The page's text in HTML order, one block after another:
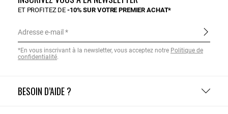
BESOIN D’AIDE ?
ET PROFITEZ DE-10% SUR VOTRE PREMIER ACHAT*
Adresse e-mail
*En vous inscrivant à la newsletter, vous acceptez notre Politique de
confidentialité.